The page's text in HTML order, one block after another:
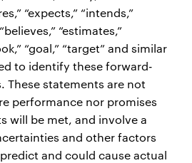
“expects,” “intends,”
“estimates,”
“goal,” “target” and similar
to identify these forward-
These statements are not
performance nor promises
will be met, and involve a
and other factors
and could cause actual